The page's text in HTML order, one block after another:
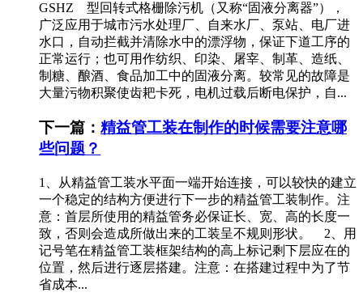
GSHZ 型回转式格栅除污机（又称“固液分离器”），
广泛应用于城市污水处理厂、自来水厂、泵站、电厂进
水口，自动拦截并清除水中的漂浮物，保证下道工序的
正常运行；也可用作纺织、印染、屠宰、制革、造纸、
制糖、酿酒、食品加工中的固液分离。较常见的故障是
大量污物积聚使齿耙卡死，电机过载后断电保护，自...
下一篇： 精益管工装在制作的时候需要注意哪
些问题？
1、从精益管工装水平面一端开始连接，可以较快的建立
一个稳定的结构方便进行下一步的精益管工装制作。注
意：首层所使用的精益管务必保证长、宽、高的长度一
致，否则会造成所做出来的工装呈不规则形状。 2、用
记号笔在精益管工装框架结构的高上标记剩下层应在的
位置，然后进行逐层搭建。注意：在搭建过程中为了节
省成本...